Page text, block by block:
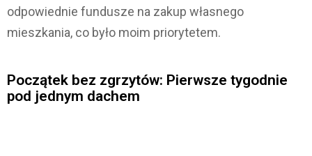
odpowiednie fundusze na zakup własnego
mieszkania, co było moim priorytetem.
Początek bez zgrzytów: Pierwsze tygodnie
pod jednym dachem